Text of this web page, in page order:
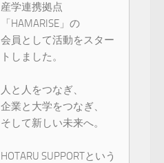
産学連携拠点
「HAMARISE」の
会員として活動をスター
トしました。
人と人をつなぎ、
企業と大学をつなぎ、
そして新しい未来へ。
HOTARU SUPPORTという